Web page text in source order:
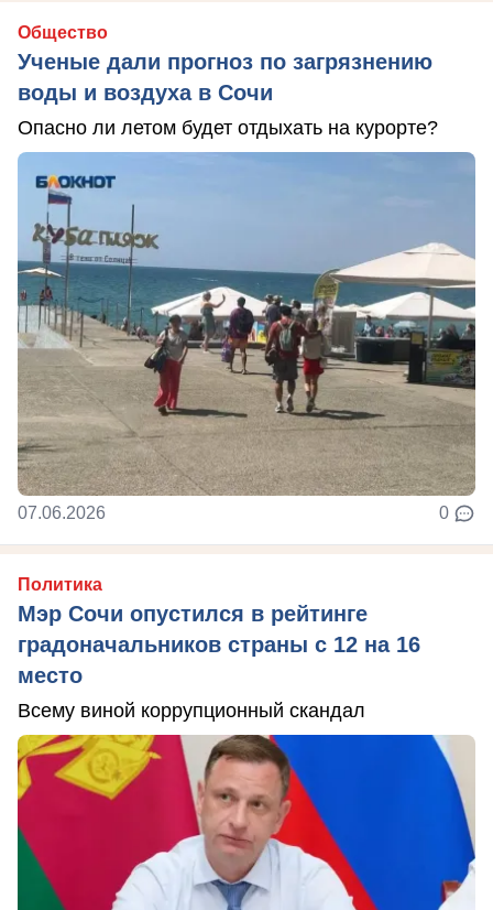
Общество
Ученые дали прогноз по загрязнению
воды и воздуха в Сочи
Опасно ли летом будет отдыхать на курорте?
07.06.2026 0
Политика
Мэр Сочи опустился в рейтинге
градоначальников страны с 12 на 16
место
Всему виной коррупционный скандал